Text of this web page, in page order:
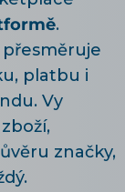
.
platbu i
Vy
značky,